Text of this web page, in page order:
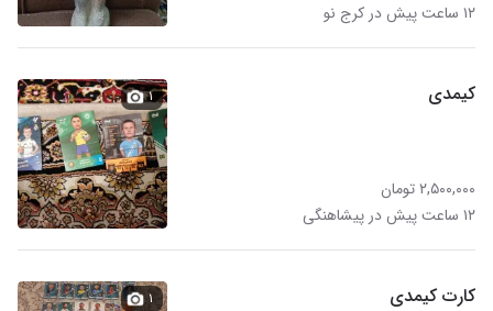
۱۲ ساعت پیش در کرج نو
کیمدی
۲,۵۰۰,۰۰۰ تومان
۱۲ ساعت پیش در پیشاهنگی
۱
کارت کیمدی ۱